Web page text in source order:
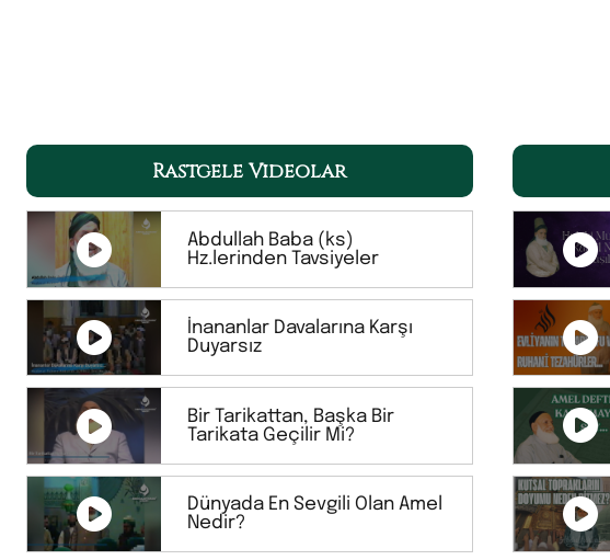
Rastgele Videolar
Abdullah Baba (ks)
Hz.lerinden Tavsiyeler
İnananlar Davalarına Karşı
Duyarsız
Bir Tarikattan, Başka Bir
Tarikata Geçilir Mi?
Dünyada En Sevgili Olan Amel
Nedir?